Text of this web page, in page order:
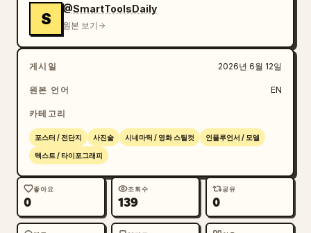
제약 사항: 동일한 포스터 구성과 9:16 세로형 배경화
면 포맷을 유지하고, 추가 선수, 관련 없는 로고나 워
터마크는 포함하지 마세요. 선명한 4K 디테일, 사실적
인 유니폼 질감, 드라마틱한 영화적 대비를 강조하세
요.
S
@SmartToolsDaily
원본 보기
게시일 2026년 6월 12일
원본 언어 EN
카테고리
포스터 / 전단지 사진술 시네마틱 / 영화 스틸컷 인플루언서 / 모델
텍스트 / 타이포그래피
좋아요
0
조회수
139
공유
0